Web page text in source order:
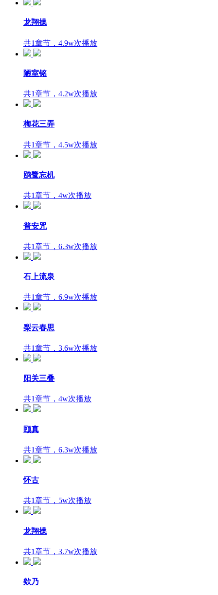
龙翔操
共1章节，4.9w次播放
陋室铭
共1章节，4.2w次播放
梅花三弄
共1章节，4.5w次播放
鸥鹭忘机
共1章节，4w次播放
普安咒
共1章节，6.3w次播放
石上流泉
共1章节，6.9w次播放
梨云春思
共1章节，3.6w次播放
阳关三叠
共1章节，4w次播放
颐真
共1章节，6.3w次播放
怀古
共1章节，5w次播放
龙翔操
共1章节，3.7w次播放
欸乃